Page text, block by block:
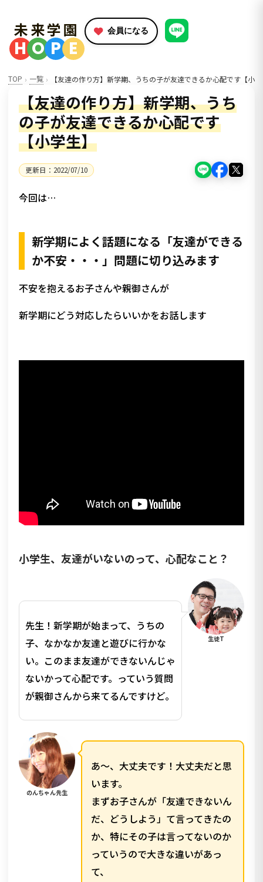
未来学園
H O P E
会員になる
TOP 一覧 【友達の作り方】新学期、うちの子が友達できるか心配です【小
【友達の作り方】新学期、うち
の子が友達できるか心配です
【小学生】
更新日： 2022/07/10
今回は…
新学期によく話題になる「友達ができる
か不安・・・」問題に切り込みます
不安を抱えるお子さんや親御さんが
新学期にどう対応したらいいかをお話します
小学生、友達がいないのって、心配なこと？
先生！新学期が始まって、うちの
子、なかなか友達と遊びに行かな
い。このまま友達ができないんじゃ
ないかって心配です。っていう質問
が親御さんから来てるんですけど。
生徒T
のんちゃん先生
あ〜、大丈夫です！大丈夫だと思
います。
まずお子さんが「友達できないん
だ、どうしよう」て言ってきたの
か、特にその子は言ってないのか
っていうので大きな違いがあっ
て、